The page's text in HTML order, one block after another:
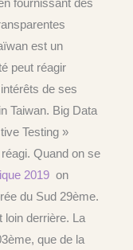
est un
peut réagir
de ses
Taiwan. Big Data
Testing »
Quand on se
2019 on
du Sud 29ème.
loin derrière. La
que de la